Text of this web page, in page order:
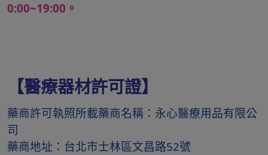
0:00~19:00。
【醫療器材許可證】
藥商許可執照所載藥商名稱：永心醫療用品有限公
司
藥商地址：台北市士林區文昌路52號